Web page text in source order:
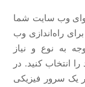
وب سایت شما
راه‌اندازی وب
به نوع و نیاز
انتخاب کنید. در
یک سرور فیزیکی